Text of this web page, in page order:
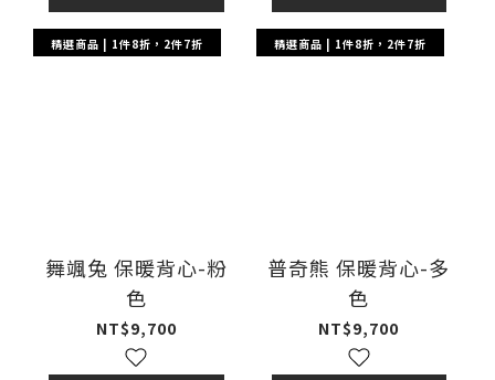
精選商品 | 1件8折，2件7折
舞颯兔 保暖背心-粉
色
NT$9,700
精選商品 | 1件8折，2件7折
普奇熊 保暖背心-多
色
NT$9,700